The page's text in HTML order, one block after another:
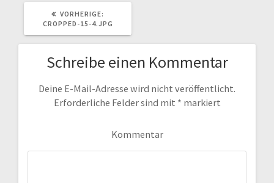
VORHERIGE:
BEITRAG:
CROPPED-15-4.JPG
Schreibe einen Kommentar
Deine E-Mail-Adresse wird nicht veröffentlicht.
Erforderliche Felder sind mit * markiert
Kommentar